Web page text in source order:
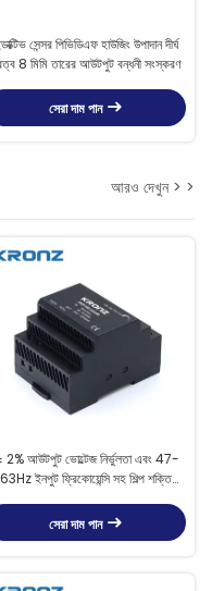
সেন্সর পিভিডিএফ হাউজিং উপাদান দীর্ঘ
8 মিমি তারের আউটপুট বন্ধনী সংস্করণ
সেরা দাম পান
আরও দেখুন > >
2% আউটপুট ভোল্টেজ নির্ভুলতা এবং 47-
63Hz ইনপুট ফ্রিকোয়েন্সি সহ শিল্প শক্তি
সেরা দাম পান